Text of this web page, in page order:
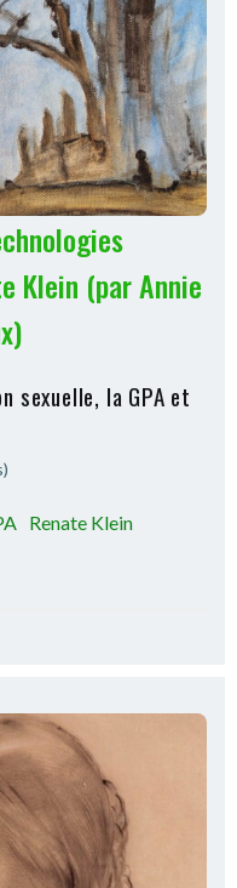
Klein (par Annie
sexuelle, la GPA et
Renate Klein